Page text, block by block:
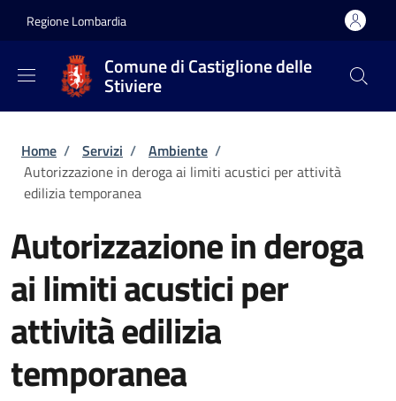
Regione Lombardia
Comune di Castiglione delle
Stiviere
Briciole di pane
Home / Servizi / Ambiente /
Autorizzazione in deroga ai limiti acustici per attività
edilizia temporanea
Autorizzazione in deroga
ai limiti acustici per
attività edilizia
temporanea